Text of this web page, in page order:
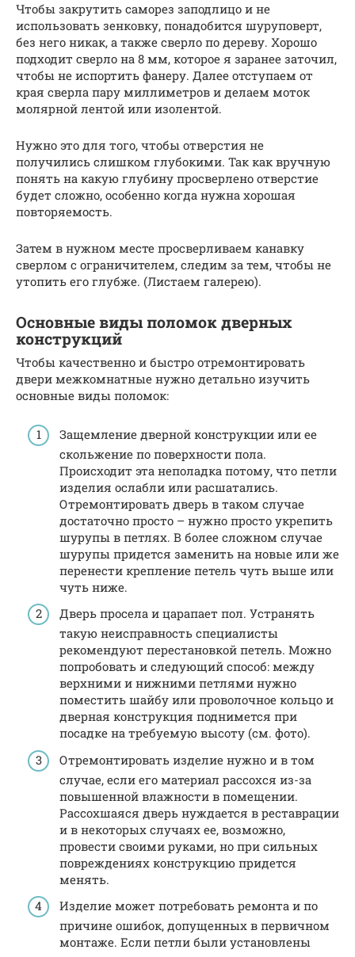
Чтобы закрутить саморез заподлицо и не
использовать зенковку, понадобится шуруповерт,
без него никак, а также сверло по дереву. Хорошо
подходит сверло на 8 мм, которое я заранее заточил,
чтобы не испортить фанеру. Далее отступаем от
края сверла пару миллиметров и делаем моток
молярной лентой или изолентой.
Нужно это для того, чтобы отверстия не
получились слишком глубокими. Так как вручную
понять на какую глубину просверлено отверстие
будет сложно, особенно когда нужна хорошая
повторяемость.
Затем в нужном месте просверливаем канавку
сверлом с ограничителем, следим за тем, чтобы не
утопить его глубже. (Листаем галерею).
Основные виды поломок дверных
конструкций
Чтобы качественно и быстро отремонтировать
двери межкомнатные нужно детально изучить
основные виды поломок:
Защемление дверной конструкции или ее
скольжение по поверхности пола.
Происходит эта неполадка потому, что петли
изделия ослабли или расшатались.
Отремонтировать дверь в таком случае
достаточно просто – нужно просто укрепить
шурупы в петлях. В более сложном случае
шурупы придется заменить на новые или же
перенести крепление петель чуть выше или
чуть ниже.
Дверь просела и царапает пол. Устранять
такую неисправность специалисты
рекомендуют перестановкой петель. Можно
попробовать и следующий способ: между
верхними и нижними петлями нужно
поместить шайбу или проволочное кольцо и
дверная конструкция поднимется при
посадке на требуемую высоту (см. фото).
Отремонтировать изделие нужно и в том
случае, если его материал рассохся из-за
повышенной влажности в помещении.
Рассохшаяся дверь нуждается в реставрации
и в некоторых случаях ее, возможно,
провести своими руками, но при сильных
повреждениях конструкцию придется
менять.
Изделие может потребовать ремонта и по
причине ошибок, допущенных в первичном
монтаже. Если петли были установлены